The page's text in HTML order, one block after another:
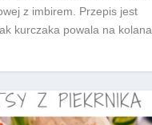
z imbirem. Przepis jest
kurczaka powala na kolana.